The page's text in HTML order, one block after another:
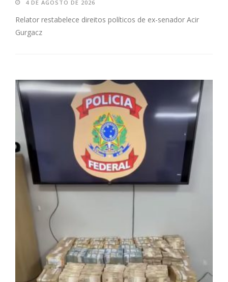
4 DE AGOSTO DE 2026
Relator restabelece direitos políticos de ex-senador Acir
Gurgacz